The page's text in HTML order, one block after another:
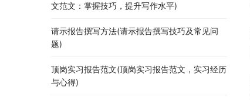
文范文：掌握技巧，提升写作水平)
请示报告撰写方法(请示报告撰写技巧及常见问
题)
顶岗实习报告范文(顶岗实习报告范文，实习经历
与心得)